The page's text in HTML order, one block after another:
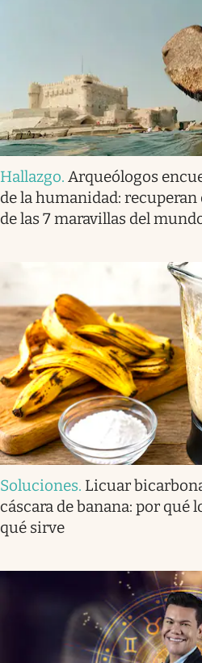
Hallazgo. Arqueólogos
de la humanidad:
de las 7 maravillas del
Soluciones. Licuar
cáscara de banana: por qué
qué sirve